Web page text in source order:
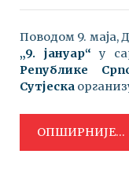
Поводом 9. маја,
„9. јануар“ у
Републике
Сутјеска
ОПШИРНИЈЕ...